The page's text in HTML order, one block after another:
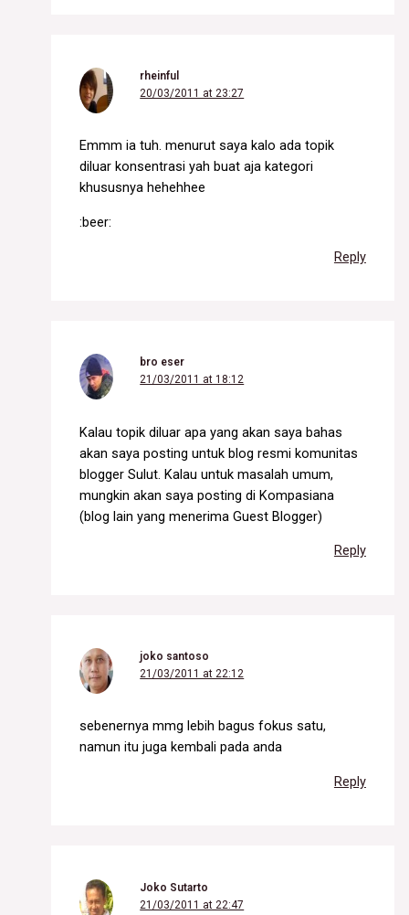
rheinful
20/03/2011 at 23:27
Emmm ia tuh. menurut saya kalo ada topik
diluar konsentrasi yah buat aja kategori
khususnya hehehhee
:beer:
Reply
bro eser
21/03/2011 at 18:12
Kalau topik diluar apa yang akan saya bahas
akan saya posting untuk blog resmi komunitas
blogger Sulut. Kalau untuk masalah umum,
mungkin akan saya posting di Kompasiana
(blog lain yang menerima Guest Blogger)
Reply
joko santoso
21/03/2011 at 22:12
sebenernya mmg lebih bagus fokus satu,
namun itu juga kembali pada anda
Reply
Joko Sutarto
21/03/2011 at 22:47